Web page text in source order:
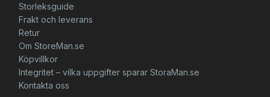
Storleksguide
Frakt och leverans
Retur
Om StoreMan.se
Köpvillkor
Integritet – vilka uppgifter sparar StoraMan.se
Kontakta oss